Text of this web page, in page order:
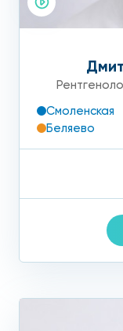
Смоленская
Беляево